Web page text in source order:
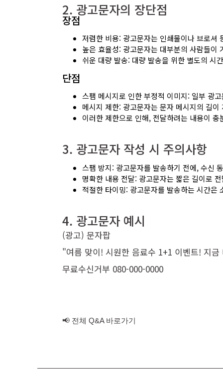
2. 광고문자의 장단점
장점
저렴한 비용: 광고문자는 인쇄물이나 브로셔
높은 효율성: 광고문자는 대부분의 사람들이
쉬운 대량 발송: 대량 발송을 위한 별도의 시
단점
스팸 메시지로 인한 부정적 이미지: 일부 광
메시지 제한: 광고문자는 문자 메시지의 길
이러한 제한으로 인해, 전달하려는 내용이
3. 광고문자 작성 시 주의사항
스팸 방지: 광고문자를 발송하기 전에, 수신
명확한 내용 전달: 광고문자는 짧은 길이로
적절한 타이밍: 광고문자를 발송하는 시간은
4. 광고문자 예시
(광고) 문자팝
"여름 맞이! 시원한 음료수 1+1 이벤트! 지
무료수신거부 080-000-0000
📢 전체 Q&A 바로가기